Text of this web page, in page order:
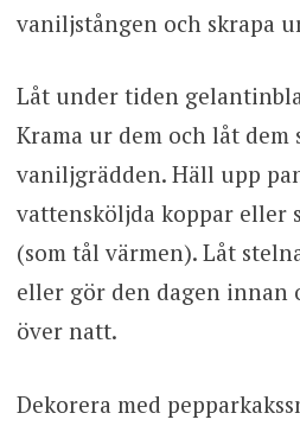
vaniljstången och skrapa
Låt under tiden
Krama ur dem och låt dem
vaniljgrädden. Häll upp
vattensköljda koppar eller
(som tål värmen). Låt
eller gör den dagen innan
över natt.
Dekorera med